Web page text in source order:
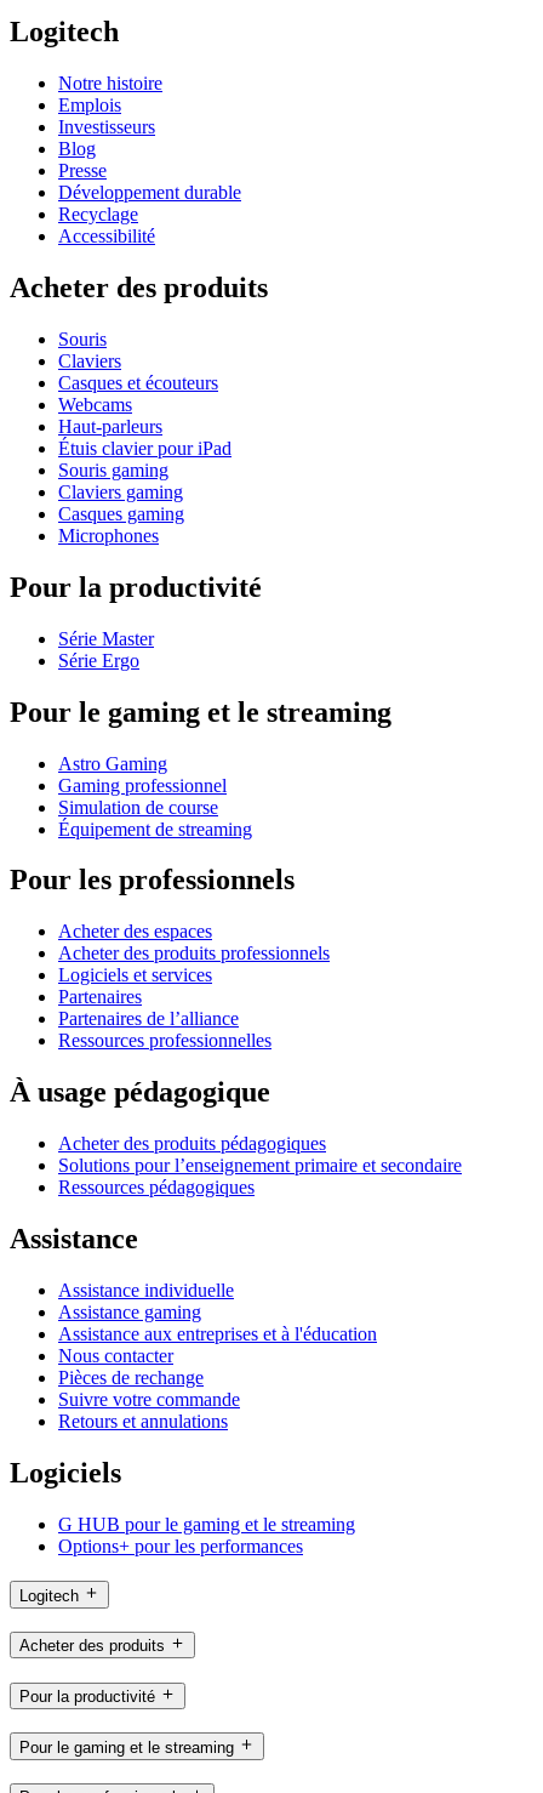
Logitech
Notre histoire
Emplois
Investisseurs
Blog
Presse
Développement durable
Recyclage
Accessibilité
Acheter des produits
Souris
Claviers
Casques et écouteurs
Webcams
Haut-parleurs
Étuis clavier pour iPad
Souris gaming
Claviers gaming
Casques gaming
Microphones
Pour la productivité
Série Master
Série Ergo
Pour le gaming et le streaming
Astro Gaming
Gaming professionnel
Simulation de course
Équipement de streaming
Pour les professionnels
Acheter des espaces
Acheter des produits professionnels
Logiciels et services
Partenaires
Partenaires de l’alliance
Ressources professionnelles
À usage pédagogique
Acheter des produits pédagogiques
Solutions pour l’enseignement primaire et secondaire
Ressources pédagogiques
Assistance
Assistance individuelle
Assistance gaming
Assistance aux entreprises et à l'éducation
Nous contacter
Pièces de rechange
Suivre votre commande
Retours et annulations
Logiciels
G HUB pour le gaming et le streaming
Options+ pour les performances
Logitech
Acheter des produits
Pour la productivité
Pour le gaming et le streaming